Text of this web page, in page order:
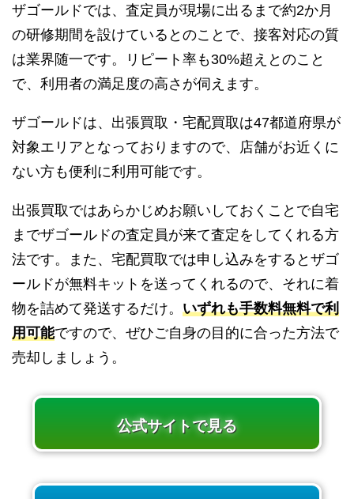
ザゴールドでは、査定員が現場に出るまで約2か月
の研修期間を設けているとのことで、接客対応の質
は業界随一です。リピート率も30%超えとのこと
で、利用者の満足度の高さが伺えます。
ザゴールドは、出張買取・宅配買取は47都道府県が
対象エリアとなっておりますので、店舗がお近くに
ない方も便利に利用可能です。
出張買取ではあらかじめお願いしておくことで自宅
までザゴールドの査定員が来て査定をしてくれる方
法です。また、宅配買取では申し込みをするとザゴ
ールドが無料キットを送ってくれるので、それに着
物を詰めて発送するだけ。 いずれも手数料無料で利
用可能ですので、ぜひご自身の目的に合った方法で
売却しましょう。
公式サイトで見る